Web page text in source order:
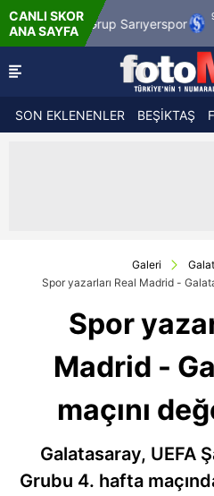
CANLI SKOR
ANA SAYFA
9.8.2026 - Paz
19:00
SON EKLENENLER BEŞİKTAŞ
Galeri
Spor yazarları Real Madrid -
Spor
Madrid -
maçını
Galatasaray, UEFA
Grubu 4. hafta